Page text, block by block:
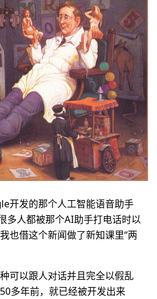
开发的那个人工智能语音助手
多人都被那个AI助手打电话时以
也借这个新闻做了新知课里“两
可以跟人对话并且完全以假乱
多年前，就已经被开发出来